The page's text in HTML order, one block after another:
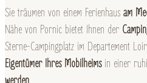
Sie träumen von einem Ferienhaus am
Nähe von Pornic bietet Ihnen der
Sterne-Campingplatz im Departement
Eigentümer Ihres Mobilheimsin einer